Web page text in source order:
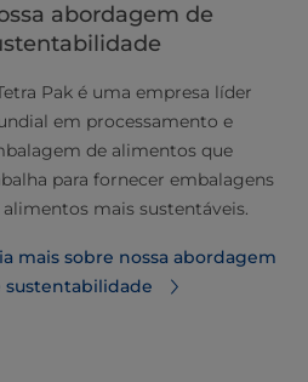
abordagem de
Pak é uma empresa líder
em processamento e
de alimentos que
para fornecer embalagens
alimentos mais sustentáveis.
mais sobre nossa abordagem
sustentabilidade